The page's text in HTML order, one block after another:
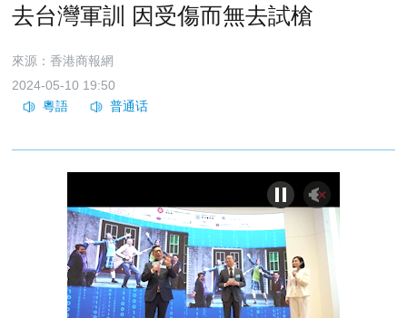
去台灣軍訓 因受傷而無去試槍
來源：香港商報網
2024-05-10 19:50